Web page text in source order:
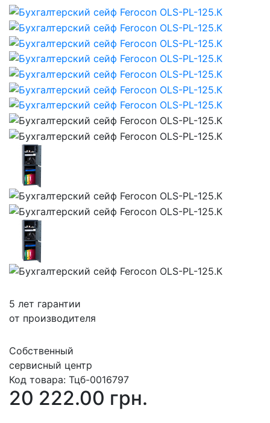
5 лет гарантии
от производителя
Собственный
сервисный центр
Код товара: Тцб-0016797
20 222.00 грн.